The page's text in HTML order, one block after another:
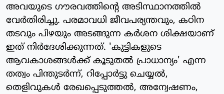
അവയുടെ ഗൗരവത്തിന്റെ അടിസ്ഥാനത്തില്‍
വേര്‍തിരിച്ചു. പരമാവധി ജീവപര്യന്തവും, കഠിന
തടവും പിഴയും അടങ്ങുന്ന കര്‍ശന ശിക്ഷയാണ്
ഇത് നിര്‍ദേശിക്കുന്നത്. 'കുട്ടികളുടെ
ആവകാശങ്ങള്‍ക്ക് കൂടുതല്‍ പ്രാധാന്യം' എന്ന
തത്വം പിന്തുടര്‍ന്ന്, റിപ്പോര്‍ട്ടു ചെയ്യല്‍,
തെളിവുകള്‍ രേഖപ്പെടുത്തല്‍, അന്വേഷണം,